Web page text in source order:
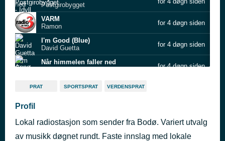
Postgirobygget
VARM
Ramon
for 4 døgn siden
I'm Good (Blue)
David Guetta
for 4 døgn siden
Når himmelen faller ned
for 4 døgn siden
Cake By the Ocean
Når himmelen faller ned
Anne Grete Preus
PRAT SPORTSPRAT VERDENSPRAT
Profil
Lokal radiostasjon som sender fra Bodø. Variert utvalg
av musikk døgnet rundt. Faste innslag med lokale